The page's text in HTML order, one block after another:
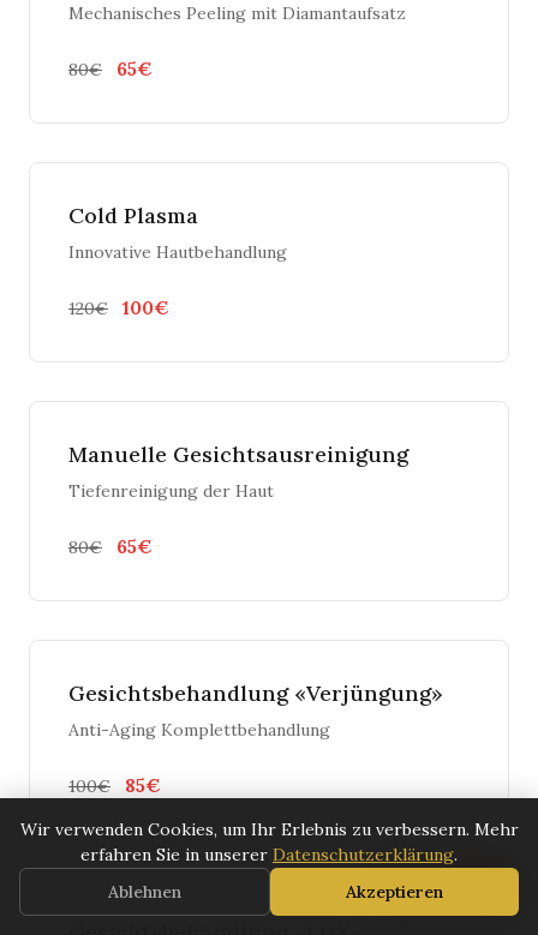
Mechanisches Peeling mit Diamantaufsatz
80€ 65€
Cold Plasma
Innovative Hautbehandlung
120€ 100€
Manuelle Gesichtsausreinigung
Tiefenreinigung der Haut
80€ 65€
Gesichtsbehandlung «Verjüngung»
Anti-Aging Komplettbehandlung
100€ 85€
📅Jetzt buchen
Wir verwenden Cookies, um Ihr Erlebnis zu verbessern. Mehr
erfahren Sie in unserer Datenschutzerklärung.
Ablehnen
Akzeptieren